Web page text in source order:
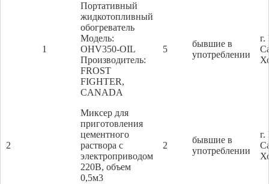
1
Портативный
жидкотопливный
обогреватель
Модель:
OHV350-OIL
Производитель:
FROST
FIGHTER,
CANADA
5
бывшие в
употреблении
2
Миксер для
приготовления
цементного
раствора с
электроприводом
220В, объем
0,5м3
2
бывшие в
употреблении